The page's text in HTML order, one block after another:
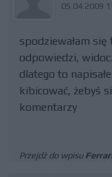
05.04.2009
spodziewałam się
odpowiedzi,
dlatego to
kibicować, żebyś
komentarzy
Przejdź do wpisu